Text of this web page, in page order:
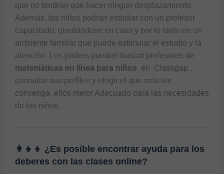
que no tendrán que hacer ningun desplazamiento.
Además, los niños podrán estudiar con un profesor
capacitado, quedándose en casa y por lo tanto en un
ambiente familiar que puede estimular el estudio y la
matemáticas en línea para niños en Classgap ,
consultar sus perfiles y elegir el que más les
convenga. ellos mejor Adecuado para las necesidades
de los niños.
👩‍👧‍👦 ¿Es posible encontrar ayuda para los
deberes con las clases online?